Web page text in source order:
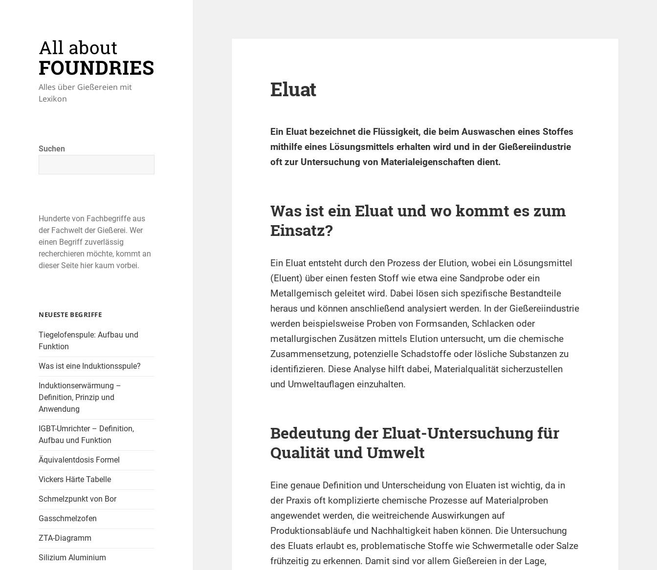
Alles über Gießereien mit
Lexikon
Suchen
Hunderte von Fachbegriffe aus
der Fachwelt der Gießerei. Wer
einen Begriff zuverlässig
recherchieren möchte, kommt an
dieser Seite hier kaum vorbei.
NEUESTE BEGRIFFE
Tiegelofenspule: Aufbau und
Funktion
Was ist eine Induktionsspule?
Induktionserwärmung –
Definition, Prinzip und
Anwendung
IGBT-Umrichter – Definition,
Aufbau und Funktion
Äquivalentdosis Formel
Vickers Härte Tabelle
Schmelzpunkt von Bor
Gasschmelzofen
ZTA-Diagramm
Silizium Aluminium
Eluat
Ein Eluat bezeichnet die Flüssigkeit, die beim Auswaschen eines Stoffes
mithilfe eines Lösungsmittels erhalten wird und in der Gießereiindustrie
oft zur Untersuchung von Materialeigenschaften dient.
Was ist ein Eluat und wo kommt es zum
Einsatz?
Ein Eluat entsteht durch den Prozess der Elution, wobei ein Lösungsmittel
(Eluent) über einen festen Stoff wie etwa eine Sandprobe oder ein
Metallgemisch geleitet wird. Dabei lösen sich spezifische Bestandteile
heraus und können anschließend analysiert werden. In der Gießereiindustrie
werden beispielsweise Proben von Formsanden, Schlacken oder
metallurgischen Zusätzen mittels Elution untersucht, um die chemische
Zusammensetzung, potenzielle Schadstoffe oder lösliche Substanzen zu
identifizieren. Diese Analyse hilft dabei, Materialqualität sicherzustellen
und Umweltauflagen einzuhalten.
Bedeutung der Eluat-Untersuchung für
Qualität und Umwelt
Eine genaue Definition und Unterscheidung von Eluaten ist wichtig, da in
der Praxis oft komplizierte chemische Prozesse auf Materialproben
angewendet werden, die weitreichende Auswirkungen auf
Produktionsabläufe und Nachhaltigkeit haben können. Die Untersuchung
des Eluats erlaubt es, problematische Stoffe wie Schwermetalle oder Salze
frühzeitig zu erkennen. Damit sind vor allem Gießereien in der Lage,